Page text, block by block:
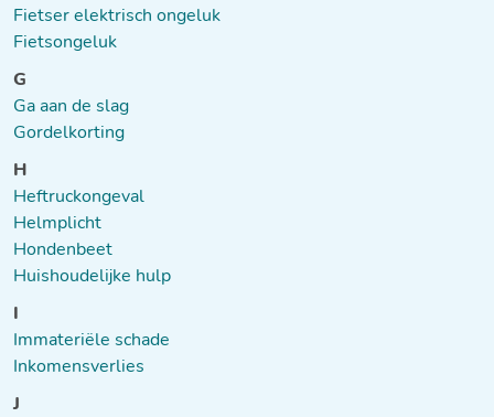
Fietser elektrisch ongeluk
Fietsongeluk
G
Ga aan de slag
Gordelkorting
H
Heftruckongeval
Helmplicht
Hondenbeet
Huishoudelijke hulp
I
Immateriële schade
Inkomensverlies
J